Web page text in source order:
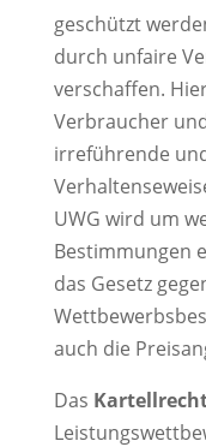
geschützt
durch unfaire
verschaffen.
Verbraucher
irreführende
UWG wird um
Bestimmungen
das Gesetz
auch die
Das